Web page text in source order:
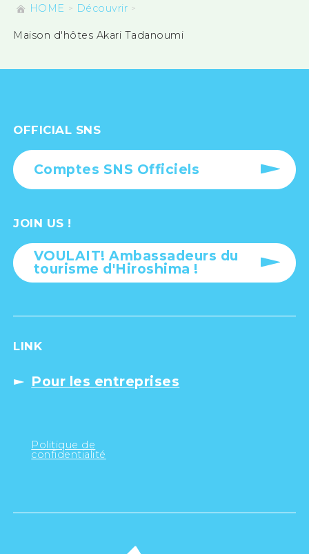
HOME Découvrir
Maison d'hôtes Akari Tadanoumi
OFFICIAL SNS
Comptes SNS Officiels
JOIN US !
VOULAIT! Ambassadeurs du
tourisme d'Hiroshima !
LINK
Pour les entreprises
Politique de
confidentialité